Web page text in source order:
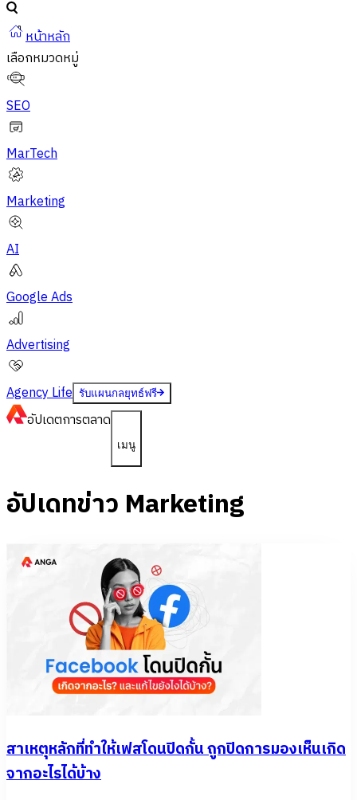
หน้าหลัก
เลือกหมวดหมู่
SEO
MarTech
Marketing
AI
Google Ads
Advertising
Agency Life รับแผนกลยุทธ์ฟรี
อัปเดตการตลาด
เมนู
อัปเดทข่าว Marketing
สาเหตุหลักที่ทำให้เฟสโดนปิดกั้น ถูกปิดการมองเห็นเกิด
จากอะไรได้บ้าง